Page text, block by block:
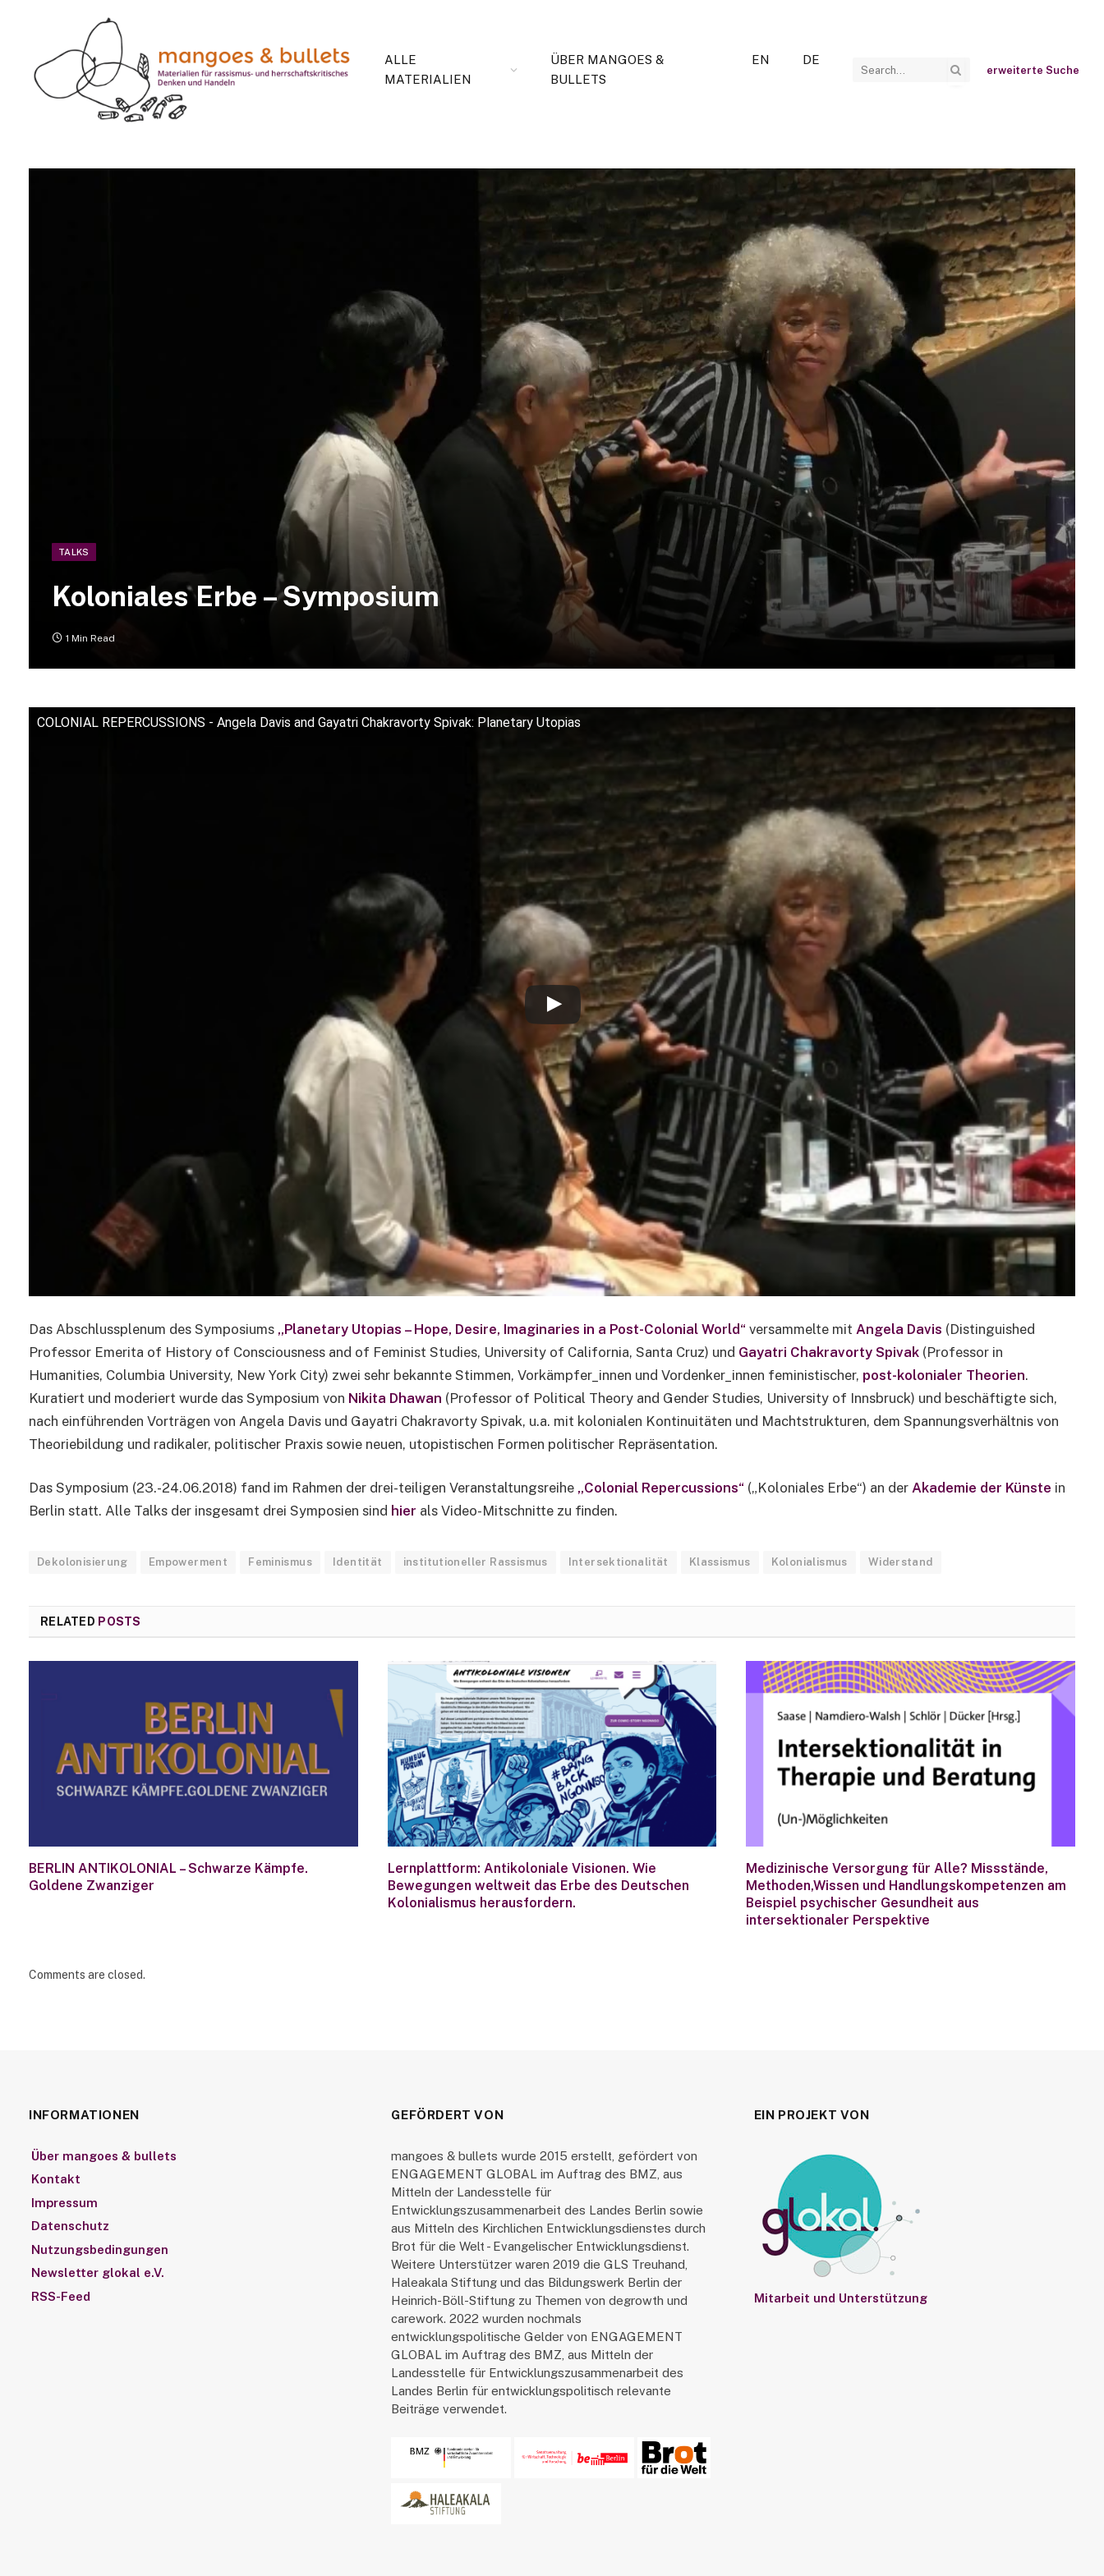
ALLE
MATERIALIEN
ÜBER MANGOES &
BULLETS
EN DE
erweiterte Suche
TALKS
Koloniales Erbe – Symposium
1 Min Read
COLONIAL REPERCUSSIONS - Angela Davis and Gayatri Chakravorty Spivak: Planetary Utopias
Das Abschlussplenum des Symposiums „Planetary Utopias – Hope, Desire, Imaginaries in a Post-Colonial World“ versammelte mit Angela Davis (Distinguished
Professor Emerita of History of Consciousness and of Feminist Studies, University of California, Santa Cruz) und Gayatri Chakravorty Spivak (Professor in
Humanities, Columbia University, New York City) zwei sehr bekannte Stimmen, Vorkämpfer_innen und Vordenker_innen feministischer, post-kolonialer Theorien.
Kuratiert und moderiert wurde das Symposium von Nikita Dhawan (Professor of Political Theory and Gender Studies, University of Innsbruck) und beschäftigte sich,
nach einführenden Vorträgen von Angela Davis und Gayatri Chakravorty Spivak, u.a. mit kolonialen Kontinuitäten und Machtstrukturen, dem Spannungsverhältnis von
Theoriebildung und radikaler, politischer Praxis sowie neuen, utopistischen Formen politischer Repräsentation.
Das Symposium (23.-24.06.2018) fand im Rahmen der drei-teiligen Veranstaltungsreihe „Colonial Repercussions“ („Koloniales Erbe“) an der Akademie der Künste in
Berlin statt. Alle Talks der insgesamt drei Symposien sind hier als Video-Mitschnitte zu finden.
Dekolonisierung Empowerment Feminismus Identität institutioneller Rassismus Intersektionalität Klassismus Kolonialismus Widerstand
RELATED POSTS
BERLIN ANTIKOLONIAL – Schwarze Kämpfe.
Goldene Zwanziger
Lernplattform: Antikoloniale Visionen. Wie
Bewegungen weltweit das Erbe des Deutschen
Kolonialismus herausfordern.
Medizinische Versorgung für Alle? Missstände,
Methoden,Wissen und Handlungskompetenzen am
Beispiel psychischer Gesundheit aus
intersektionaler Perspektive
Comments are closed.
INFORMATIONEN
Über mangoes & bullets
Kontakt
Impressum
Datenschutz
Nutzungsbedingungen
Newsletter glokal e.V.
RSS-Feed
GEFÖRDERT VON
mangoes & bullets wurde 2015 erstellt, gefördert von
ENGAGEMENT GLOBAL im Auftrag des BMZ, aus
Mitteln der Landesstelle für
Entwicklungszusammenarbeit des Landes Berlin sowie
aus Mitteln des Kirchlichen Entwicklungsdienstes durch
Brot für die Welt - Evangelischer Entwicklungsdienst.
Weitere Unterstützer waren 2019 die GLS Treuhand,
Haleakala Stiftung und das Bildungswerk Berlin der
Heinrich-Böll-Stiftung zu Themen von degrowth und
carework. 2022 wurden nochmals
entwicklungspolitische Gelder von ENGAGEMENT
GLOBAL im Auftrag des BMZ, aus Mitteln der
Landesstelle für Entwicklungszusammenarbeit des
Landes Berlin für entwicklungspolitisch relevante
Beiträge verwendet.
EIN PROJEKT VON
Mitarbeit und Unterstützung